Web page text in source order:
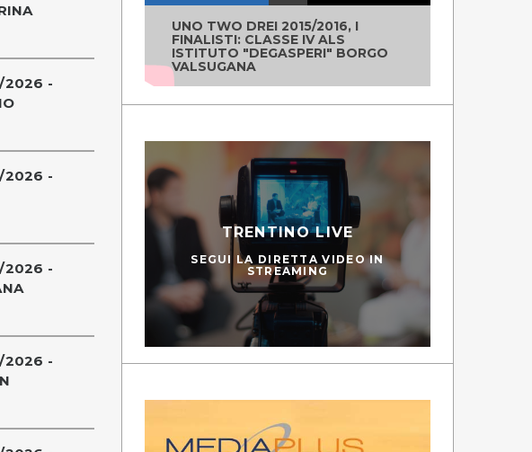
2026 -
2026 -
2026 -
2026 -
UNO TWO DREI 2015/2016, I
FINALISTI: CLASSE IV ALS
ISTITUTO "DEGASPERI" BORGO
VALSUGANA
TRENTINO LIVE
SEGUI LA DIRETTA VIDEO IN
STREAMING